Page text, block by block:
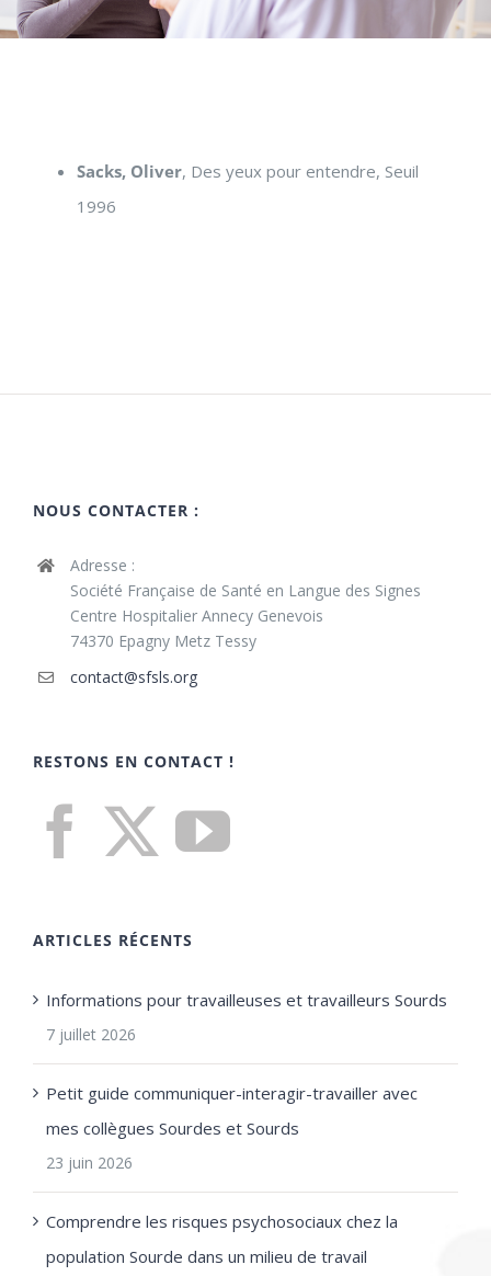
Sacks, Oliver, Des yeux pour entendre, Seuil
1996
NOUS CONTACTER :
Adresse :
Société Française de Santé en Langue des Signes
Centre Hospitalier Annecy Genevois
74370 Epagny Metz Tessy
contact@sfsls.org
RESTONS EN CONTACT !
ARTICLES RÉCENTS
Informations pour travailleuses et travailleurs Sourds
7 juillet 2026
Petit guide communiquer-interagir-travailler avec
mes collègues Sourdes et Sourds
23 juin 2026
Comprendre les risques psychosociaux chez la
population Sourde dans un milieu de travail